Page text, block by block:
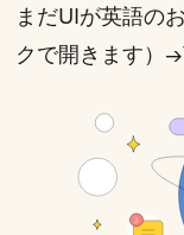
まだUIが英語の
クで開きます） →